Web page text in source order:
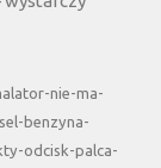
nie-ma-
benzyna-
odcisk-palca-